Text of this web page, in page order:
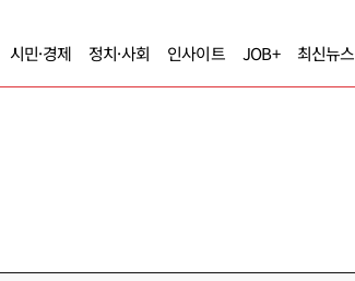
시민·경제 정치·사회 인사이트 JOB+ 최신뉴스